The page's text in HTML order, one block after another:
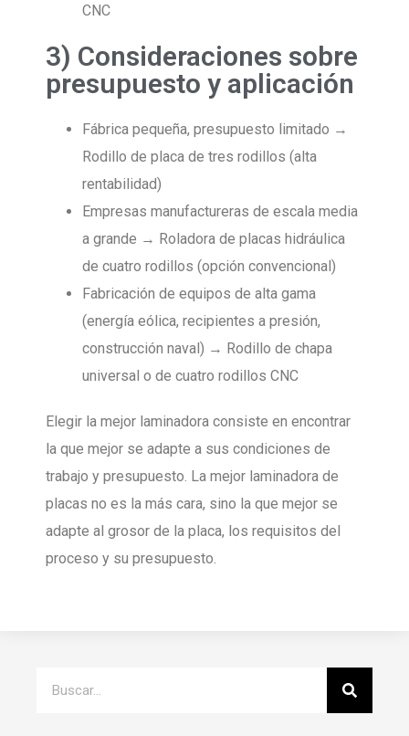
CNC
3) Consideraciones sobre
presupuesto y aplicación
Fábrica pequeña, presupuesto limitado →
Rodillo de placa de tres rodillos (alta
rentabilidad)
Empresas manufactureras de escala media
a grande → Roladora de placas hidráulica
de cuatro rodillos (opción convencional)
Fabricación de equipos de alta gama
(energía eólica, recipientes a presión,
construcción naval) → Rodillo de chapa
universal o de cuatro rodillos CNC
Elegir la mejor laminadora consiste en encontrar
la que mejor se adapte a sus condiciones de
trabajo y presupuesto. La mejor laminadora de
placas no es la más cara, sino la que mejor se
adapte al grosor de la placa, los requisitos del
proceso y su presupuesto.